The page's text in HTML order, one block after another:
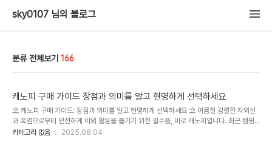
sky0107 님의 블로그
분류 전체보기 166
캐노피 구매 가이드 장점과 의미를 알고 현명하게 선택하세요
⛱️ 캐노피 구매 가이드: 장점과 의미를 알고 현명하게 선택하세요 ⛱️ 여름철 강렬한 자외선
과 폭염으로부터 안전하게 야외 활동을 즐기기 위한 필수품, 바로 캐노피입니다. 최근 캠핑,
피크닉, 야외 행사 등의 인기 상승과 함께 다양한 디자인과 기능을 갖춘 캐노피들이 시장에
카테고리 없음 2025.08.04